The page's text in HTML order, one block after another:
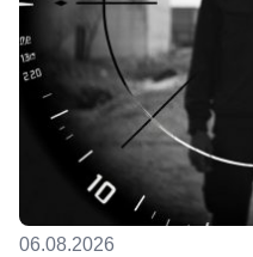
06.08.2026